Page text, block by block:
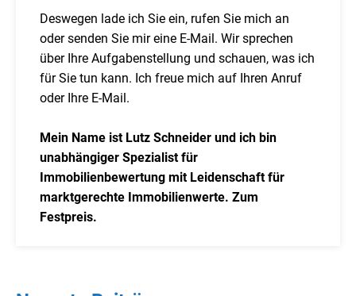
Deswegen lade ich Sie ein, rufen Sie mich an
oder senden Sie mir eine E-Mail. Wir sprechen
über Ihre Aufgabenstellung und schauen, was ich
für Sie tun kann. Ich freue mich auf Ihren Anruf
oder Ihre E-Mail.
Mein Name ist Lutz Schneider und ich bin
unabhängiger Spezialist für
Immobilienbewertung mit Leidenschaft für
marktgerechte Immobilienwerte. Zum
Festpreis.